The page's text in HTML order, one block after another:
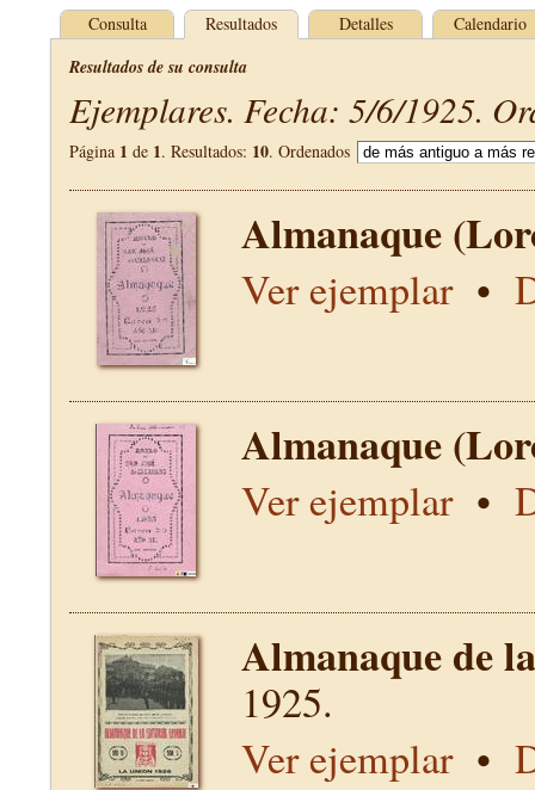
Consulta Resultados Detalles Calendario
Resultados de su consulta
Ejemplares. Fecha: 5/6/1925.
Página 1 de 1. Resultados: 10. Ordenados
Almanaque
Ver ejemplar•
Almanaque
Ver ejemplar•
Almanaque de
1925.
Ver ejemplar•